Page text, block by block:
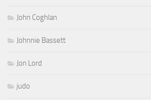
John Coghlan
Johnnie Bassett
Jon Lord
judo